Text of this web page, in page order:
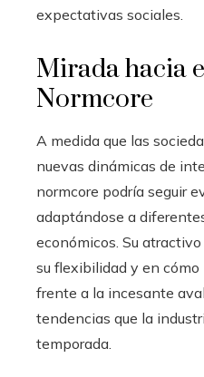
expectativas sociales.
Mirada hacia
Normcore
A medida que las
nuevas dinámicas de
normcore podría seguir
adaptándose a
económicos. Su
su flexibilidad y en
frente a la incesante
tendencias que la
temporada.